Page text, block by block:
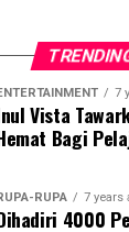
7
Vista
Bagi
RUPA 7 years
4000